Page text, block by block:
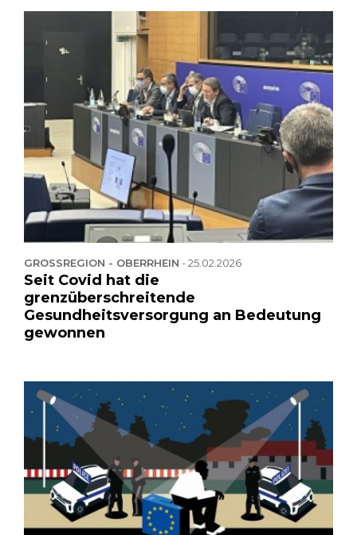
GROSSREGION - OBERRHEIN -25.02.2026
Seit Covid hat die
grenzüberschreitende
Gesundheitsversorgung an Bedeutung
gewonnen